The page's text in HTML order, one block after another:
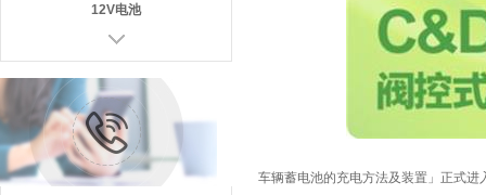
12V电池
车辆蓄电池的充电方法及装置」正式